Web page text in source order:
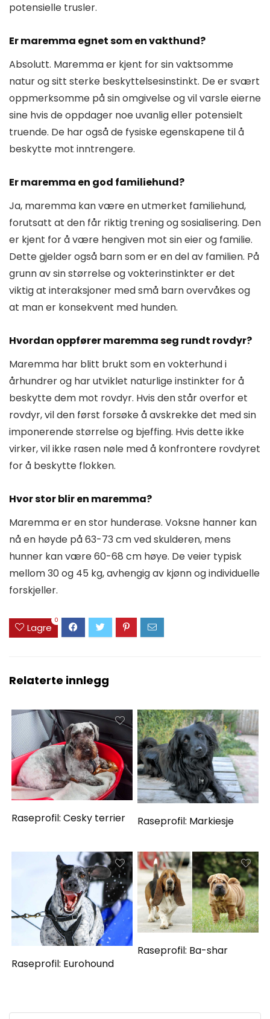
potensielle trusler.
Er maremma egnet som en vakthund?
Absolutt. Maremma er kjent for sin vaktsomme
natur og sitt sterke beskyttelsesinstinkt. De er svært
oppmerksomme på sin omgivelse og vil varsle eierne
sine hvis de oppdager noe uvanlig eller potensielt
truende. De har også de fysiske egenskapene til å
beskytte mot inntrengere.
Er maremma en god familiehund?
Ja, maremma kan være en utmerket familiehund,
forutsatt at den får riktig trening og sosialisering. Den
er kjent for å være hengiven mot sin eier og familie.
Dette gjelder også barn som er en del av familien. På
grunn av sin størrelse og vokterinstinkter er det
viktig at interaksjoner med små barn overvåkes og
at man er konsekvent med hunden.
Hvordan oppfører maremma seg rundt rovdyr?
Maremma har blitt brukt som en vokterhund i
århundrer og har utviklet naturlige instinkter for å
beskytte dem mot rovdyr. Hvis den står overfor et
rovdyr, vil den først forsøke å avskrekke det med sin
imponerende størrelse og bjeffing. Hvis dette ikke
virker, vil ikke rasen nøle med å konfrontere rovdyret
for å beskytte flokken.
Hvor stor blir en maremma?
Maremma er en stor hunderase. Voksne hanner kan
nå en høyde på 63-73 cm ved skulderen, mens
hunner kan være 60-68 cm høye. De veier typisk
mellom 30 og 45 kg, avhengig av kjønn og individuelle
forskjeller.
Lagre
0
Relaterte innlegg
Raseprofil: Cesky terrier Raseprofil: Markiesje
Raseprofil: Eurohound
Raseprofil: Ba-shar